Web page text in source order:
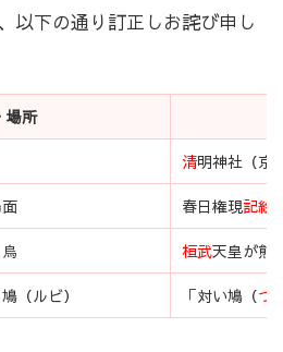
以下の通り訂正しお詫び申し
場所
清明神社（京
春日権現記絵
桓武天皇が熊
（ルビ） 「対い鳩（つ